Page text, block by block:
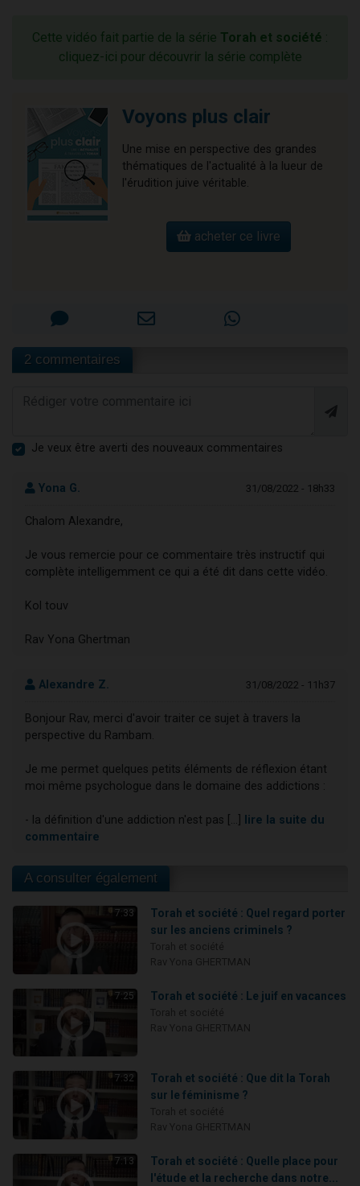
Cette vidéo fait partie de la série Torah et société :
cliquez-ici pour découvrir la série complète
Voyons plus clair
Une mise en perspective des grandes
thématiques de l'actualité à la lueur de
l'érudition juive véritable.
acheter ce livre
2 commentaires
Je veux être averti des nouveaux commentaires
Yona G. 31/08/2022 - 18h33
Chalom Alexandre,
Je vous remercie pour ce commentaire très instructif qui
complète intelligemment ce qui a été dit dans cette vidéo.
Kol touv
Rav Yona Ghertman
Alexandre Z. 31/08/2022 - 11h37
Bonjour Rav, merci d'avoir traiter ce sujet à travers la
perspective du Rambam.
Je me permet quelques petits éléments de réflexion étant
moi même psychologue dans le domaine des addictions :
- la définition d'une addiction n'est pas [...]
lire la suite du
commentaire
A consulter également
7:33
Torah et société : Quel regard porter
sur les anciens criminels ?
7:25 Torah et société : Le juif en vacances
7:32
Torah et société : Que dit la Torah
sur le féminisme ?
7:13
Torah et société : Quelle place pour
l'étude et la recherche dans notre...